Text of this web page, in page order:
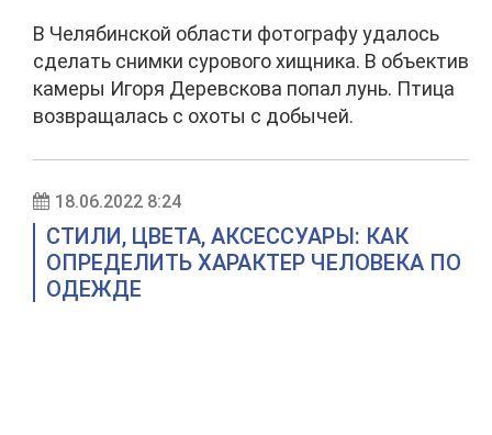
В Челябинской области фотографу удалось
сделать снимки сурового хищника. В объектив
камеры Игоря Деревскова попал лунь. Птица
возвращалась с охоты с добычей.
18.06.2022 8:24
СТИЛИ, ЦВЕТА, АКСЕССУАРЫ: КАК
ОПРЕДЕЛИТЬ ХАРАКТЕР ЧЕЛОВЕКА ПО
ОДЕЖДЕ